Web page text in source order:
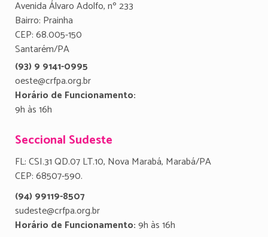
Avenida Álvaro Adolfo, nº 233
Bairro: Prainha
CEP: 68.005-150
Santarém/PA
(93) 9 9141-0995
oeste@crfpa.org.br
Horário de Funcionamento:
9h às 16h
Seccional Sudeste
FL: CSI.31 QD.07 LT.10, Nova Marabá, Marabá/PA
CEP: 68507-590.
(94) 99119-8507
sudeste@crfpa.org.br
Horário de Funcionamento:9h às 16h